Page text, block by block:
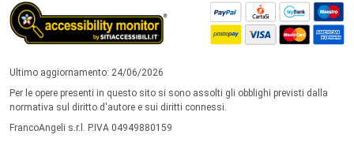
Ultimo aggiornamento: 24/06/2026
Per le opere presenti in questo sito si sono assolti gli obblighi previsti dalla
normativa sul diritto d'autore e sui diritti connessi.
FrancoAngeli s.r.l. P.IVA 04949880159